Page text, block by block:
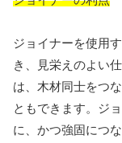
ジョイナーを使用
き、見栄えのよい
は、木材同士をつ
ともできます。ジ
に、かつ強固につ